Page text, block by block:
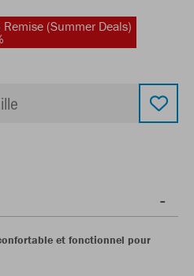
Remise (Summer Deals)
et fonctionnel pour